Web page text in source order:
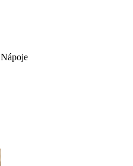
Nápoje